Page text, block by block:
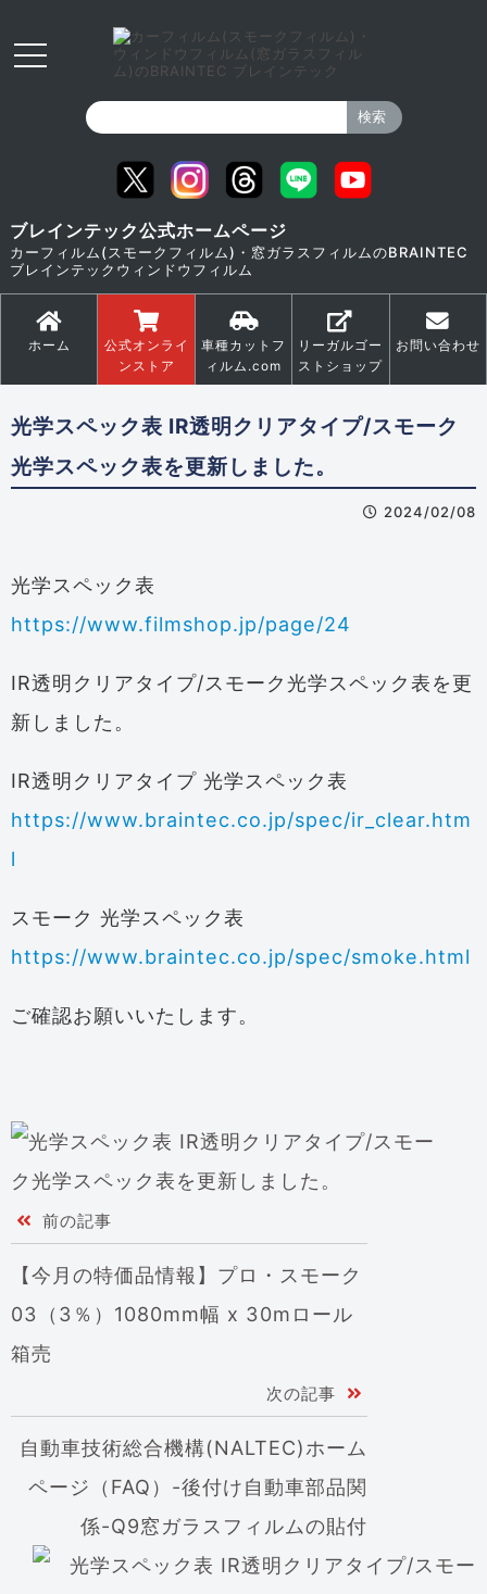
ブレインテック公式ホームページ
カーフィルム(スモークフィルム)・窓ガラスフィルムのBRAINTEC
ブレインテックウィンドウフィルム
ホーム
公式オンライ
ンストア
車種カットフ
ィルム.com
リーガルゴー
ストショップ
お問い合わせ
光学スペック表 IR透明クリアタイプ/スモーク
光学スペック表を更新しました。
2024/02/08
光学スペック表
https://www.filmshop.jp/page/24
IR透明クリアタイプ/スモーク光学スペック表を更
新しました。
IR透明クリアタイプ 光学スペック表
https://www.braintec.co.jp/spec/ir_clear.htm
l
スモーク 光学スペック表
https://www.braintec.co.jp/spec/smoke.html
ご確認お願いいたします。
前の記事
【今月の特価品情報】プロ・スモーク
03（3％）1080mm幅 x 30mロール
箱売
次の記事
自動車技術総合機構(NALTEC)ホーム
ページ（FAQ）-後付け自動車部品関
係-Q9窓ガラスフィルムの貼付